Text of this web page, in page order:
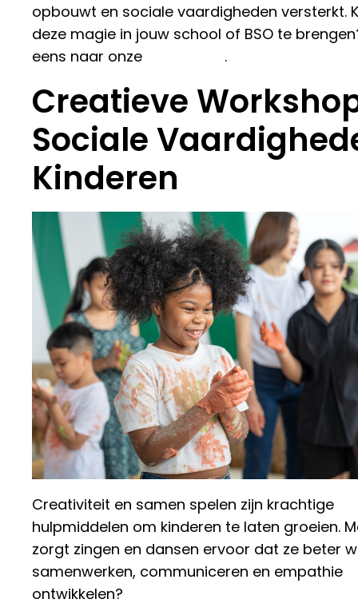
opbouwt en sociale vaardigheden versterkt.
deze magie in jouw school of BSO te
eens naar onze
.
Creatieve
Sociale
Kinderen
Creativiteit en samen spelen zijn krachtige
hulpmiddelen om kinderen te laten groeien.
zorgt zingen en dansen ervoor dat ze beter
samenwerken, communiceren en empathie
ontwikkelen?